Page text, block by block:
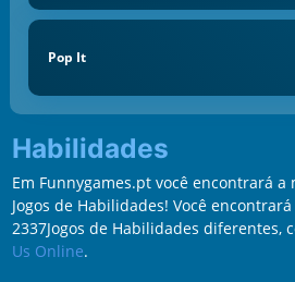
Pop It
Habilidades
Em Funnygames.pt você encontrará a
Jogos de Habilidades! Você
2337Jogos de Habilidades diferentes,
Us Online.